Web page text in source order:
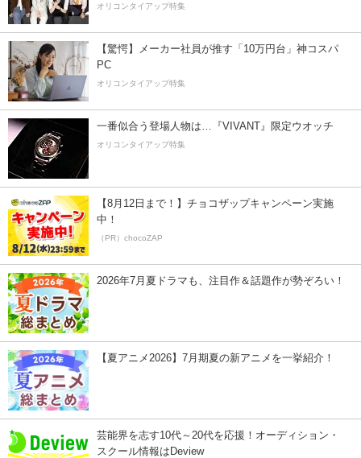
オリコンタイアップ特集
【驚愕】メーカー社員が推す「10万円台」神コスパ
PC
オリコンタイアップ特集
一番似合う登場人物は…『VIVANT』限定ウオッチ
オリコンタイアップ特集
【8月12日まで！】チョコザップキャンペーン実施
中！
（PR）chocoZAP
2026年7月夏ドラマも、注目作＆話題作が勢ぞろい！
【夏アニメ2026】7月期夏の新アニメを一挙紹介！
芸能界を志す10代～20代を応援！オーディション・
スクール情報はDeview